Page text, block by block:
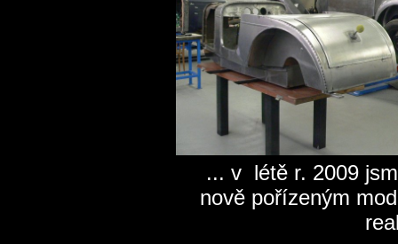
... v létě r. 2009
nově pořízeným